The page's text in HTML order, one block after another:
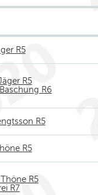
R5
R5
Baschung R6
R5
R5
R5
R7